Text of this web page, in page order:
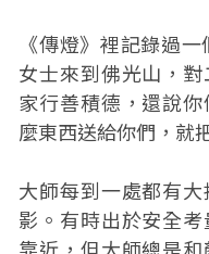
《傳燈》裡記錄過
女士來到佛光山，
家行善積德，還說
麼東西送給你們，就
大師每到一處都有
影。有時出於安全